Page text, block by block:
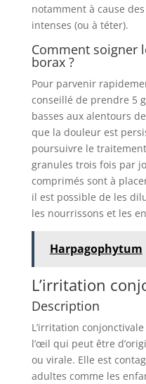
notamment à cause
intenses (ou à téter).
Comment soigner
borax ?
Pour parvenir
conseillé de prendre 5
basses aux alentours
que la douleur est
poursuivre le
granules trois fois par
comprimés sont à
il est possible de les
les nourrissons et les
Harpagophytum
L’irritation
Description
L’irritation
l’œil qui peut être
ou virale. Elle est
adultes comme les